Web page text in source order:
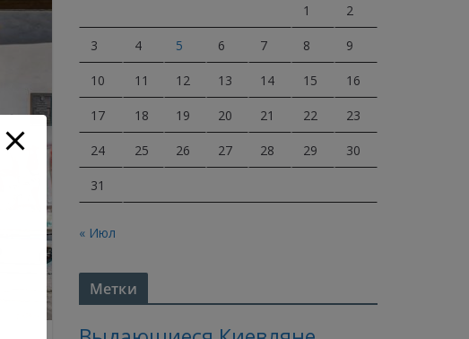
1 2
3 4 5 6 7 8 9
10 11 12 13 14 15 16
17 18 19 20 21 22 23
24 25 26 27 28 29 30
31
« Июл
Метки